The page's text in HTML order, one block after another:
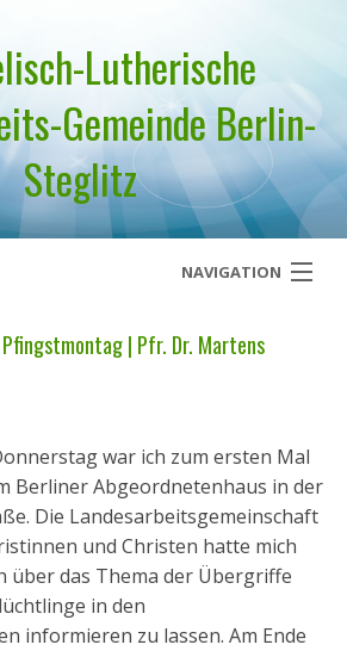
Lutherische
Gemeinde Berlin-
Steglitz
NAVIGATION
| Pfr. Dr. Martens
war ich zum ersten Mal
Berliner Abgeordnetenhaus in der
Die Landesarbeitsgemeinschaft
und Christen hatte mich
über das Thema der Übergriffe
in den
informieren zu lassen. Am Ende